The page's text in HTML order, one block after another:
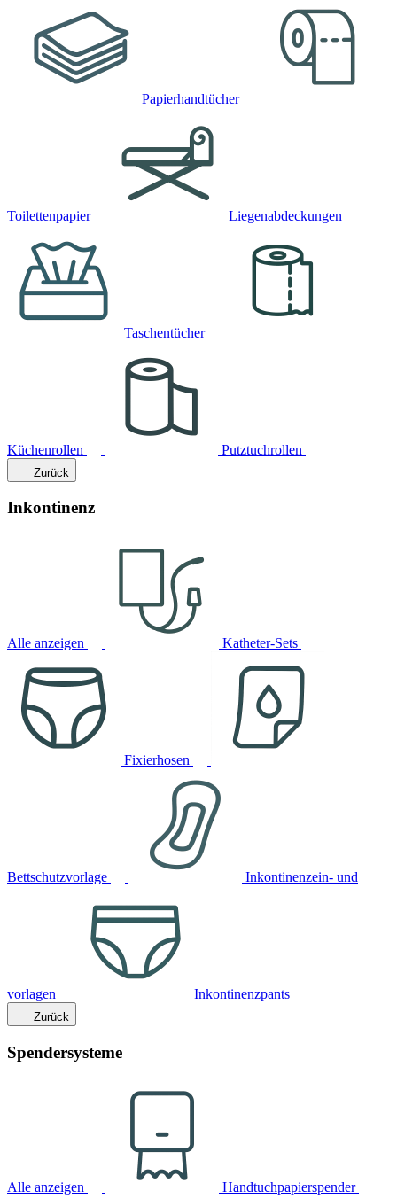
Papierhandtücher
Toilettenpapier Liegenabdeckungen
Taschentücher
Küchenrollen Putztuchrollen
Zurück
Inkontinenz
Alle anzeigen Katheter-Sets
Fixierhosen
Bettschutzvorlage Inkontinenzein- und
vorlagen Inkontinenzpants
Zurück
Spendersysteme
Alle anzeigen Handtuchpapierspender